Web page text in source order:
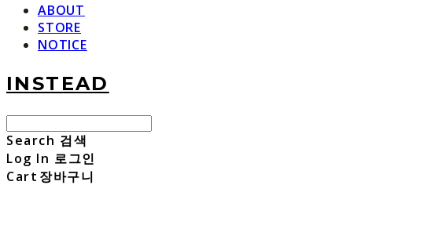
ABOUT
STORE
NOTICE
INSTEAD
Search 검색
Log In 로그인
Cart 장바구니